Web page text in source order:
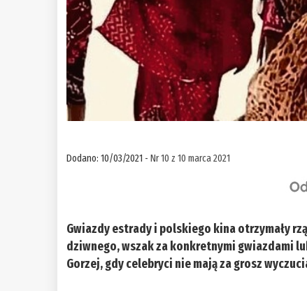
Dodano: 10/03/2021 -Nr 10 z 10 marca 2021
Gwiazdy estrady i polskiego kina otrzymały
dziwnego, wszak za konkretnymi gwiazdami
Gorzej, gdy celebryci nie mają za grosz